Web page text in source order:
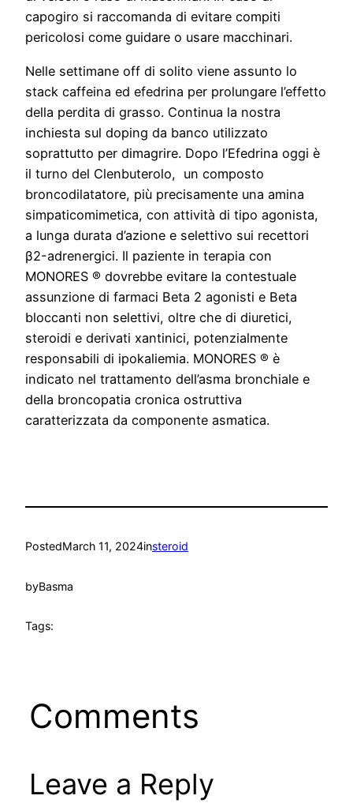
capogiro si raccomanda di evitare compiti
pericolosi come guidare o usare macchinari.
Nelle settimane off di solito viene assunto lo
stack caffeina ed efedrina per prolungare l’effetto
della perdita di grasso. Continua la nostra
inchiesta sul doping da banco utilizzato
soprattutto per dimagrire. Dopo l’Efedrina oggi è
il turno del Clenbuterolo, un composto
broncodilatatore, più precisamente una amina
simpaticomimetica, con attività di tipo agonista,
a lunga durata d’azione e selettivo sui recettori
β2-adrenergici. Il paziente in terapia con
MONORES ® dovrebbe evitare la contestuale
assunzione di farmaci Beta 2 agonisti e Beta
bloccanti non selettivi, oltre che di diuretici,
steroidi e derivati xantinici, potenzialmente
responsabili di ipokaliemia. MONORES ® è
indicato nel trattamento dell’asma bronchiale e
della broncopatia cronica ostruttiva
caratterizzata da componente asmatica.
PostedMarch 11, 2024insteroid
byBasma
Tags:
Comments
Leave a Reply